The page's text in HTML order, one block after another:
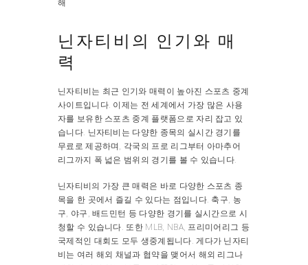
해
닌자티비의 인기와 매
력
닌자티비는 최근 인기와 매력이 높아진 스포츠 중계
사이트입니다. 이제는 전 세계에서 가장 많은 사용
자를 보유한 스포츠 중계 플랫폼으로 자리 잡고 있
습니다. 닌자티비는 다양한 종목의 실시간 경기를
무료로 제공하며, 각국의 프로 리그부터 아마추어
리그까지 폭 넓은 범위의 경기를 볼 수 있습니다.
닌자티비의 가장 큰 매력은 바로 다양한 스포츠 종
목을 한 곳에서 즐길 수 있다는 점입니다. 축구, 농
구, 야구, 배드민턴 등 다양한 경기를 실시간으로 시
청할 수 있습니다. 또한 MLB, NBA, 프리미어리그 등
국제적인 대회도 모두 생중계됩니다. 게다가 닌자티
비는 여러 해외 채널과 협약을 맺어서 해외 리그나